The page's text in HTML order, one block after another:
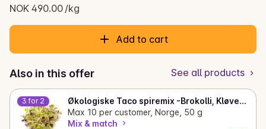
Current price is: NOK 24.50
NOK 490.00 /kg
Add to cart
Also in this offer See all products
3 for 2
Økologiske Taco spiremix -Brokolli, Kløver, Mungbønner
Max 10 per customer, Norge, 50 g
Mix & match